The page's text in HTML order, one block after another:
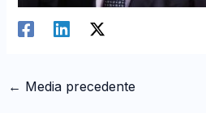
← Media precedente